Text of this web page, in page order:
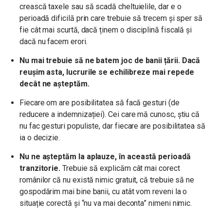
crească taxele sau să scadă cheltuielile, dar e o
perioadă dificilă prin care trebuie să trecem și sper să
fie cât mai scurtă, dacă ținem o disciplină fiscală și
dacă nu facem erori.
Nu mai trebuie să ne batem joc de banii țării. Dacă
reușim asta, lucrurile se echilibreze mai repede
decât ne așteptăm.
Fiecare om are posibilitatea să facă gesturi (de
reducere a indemnizației). Cei care mă cunosc, știu că
nu fac gesturi populiste, dar fiecare are posibilitatea să
ia o decizie.
Nu ne așteptăm la aplauze, în această perioadă
tranzitorie. Trebuie să explicăm cât mai corect
românilor că nu există nimic gratuit, că trebuie să ne
gospodărim mai bine banii, cu atât vom reveni la o
situație corectă și “nu va mai deconta” nimeni nimic.